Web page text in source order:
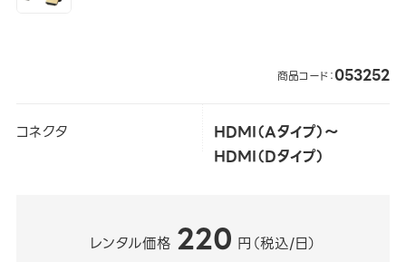
商品コード：053252
コネクタ
HDMI（Aタイプ）～
HDMI（Dタイプ）
レンタル価格 220 円（税込/日）